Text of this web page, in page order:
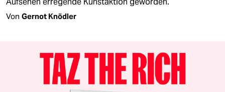
Von Gernot Knödler